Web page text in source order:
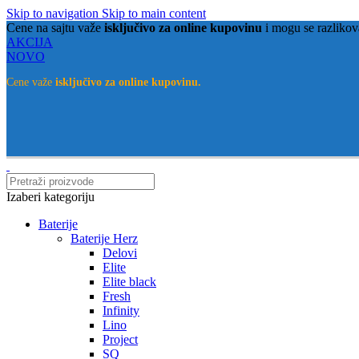
Skip to navigation Skip to main content
Cene na sajtu važe isključivo za online kupovinu i mogu se
AKCIJA
NOVO
Cene važe isključivo za online kupovinu.
Izaberi kategoriju
Baterije
Baterije Herz
Delovi
Elite
Elite black
Fresh
Infinity
Lino
Project
SQ